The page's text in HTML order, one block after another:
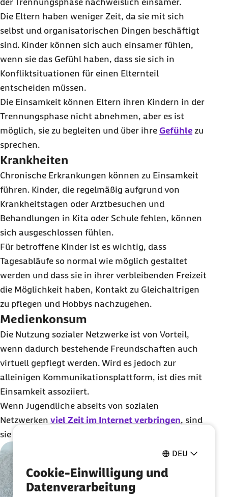
DEU
Cookie-Einwilligung und
Datenverarbeitung
Die Eltern haben weniger Zeit, da sie mit sich
selbst und organisatorischen Dingen beschäftigt
sind. Kinder können sich auch einsamer fühlen,
wenn sie das Gefühl haben, dass sie sich in
Konfliktsituationen für einen Elternteil
entscheiden müssen.
Die Einsamkeit können Eltern ihren Kindern in der
Trennungsphase nicht abnehmen, aber es ist
möglich, sie zu begleiten und über ihre Gefühle zu
sprechen.
Krankheiten
Chronische Erkrankungen können zu Einsamkeit
führen. Kinder, die regelmäßig aufgrund von
Krankheitstagen oder Arztbesuchen und
Behandlungen in Kita oder Schule fehlen, können
sich ausgeschlossen fühlen.
Für betroffene Kinder ist es wichtig, dass
Tagesabläufe so normal wie möglich gestaltet
werden und dass sie in ihrer verbleibenden Freizeit
die Möglichkeit haben, Kontakt zu Gleichaltrigen
zu pflegen und Hobbys nachzugehen.
Medienkonsum
Die Nutzung sozialer Netzwerke ist von Vorteil,
wenn dadurch bestehende Freundschaften auch
virtuell gepflegt werden. Wird es jedoch zur
alleinigen Kommunikationsplattform, ist dies mit
Einsamkeit assoziiert.
Wenn Jugendliche abseits von sozialen
Netzwerken viel Zeit im Internet verbringen, sind
sie tendenziell häufiger einsam.